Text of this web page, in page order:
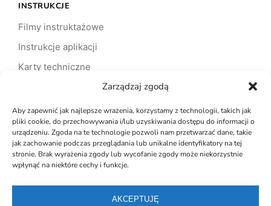
Zarządzaj zgodą
Aby zapewnić jak najlepsze wrażenia, korzystamy z technologii, takich jak
pliki cookie, do przechowywania i/lub uzyskiwania dostępu do informacji o
urządzeniu. Zgoda na te technologie pozwoli nam przetwarzać dane, takie
jak zachowanie podczas przeglądania lub unikalne identyfikatory na tej
stronie. Brak wyrażenia zgody lub wycofanie zgody może niekorzystnie
wpłynąć na niektóre cechy i funkcje.
AKCEPTUJĘ
INSTRUKCJE
Filmy instruktażowe
Instrukcje aplikacji
Karty techniczne
Karty charakterystyki
WSPÓŁPRACA
Architekt / projektant
Inwestor